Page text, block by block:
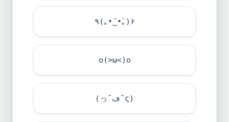
٩(｡•́‿•̀｡)۶
o(>ω<)o
(っ˘ڡ˘ς)